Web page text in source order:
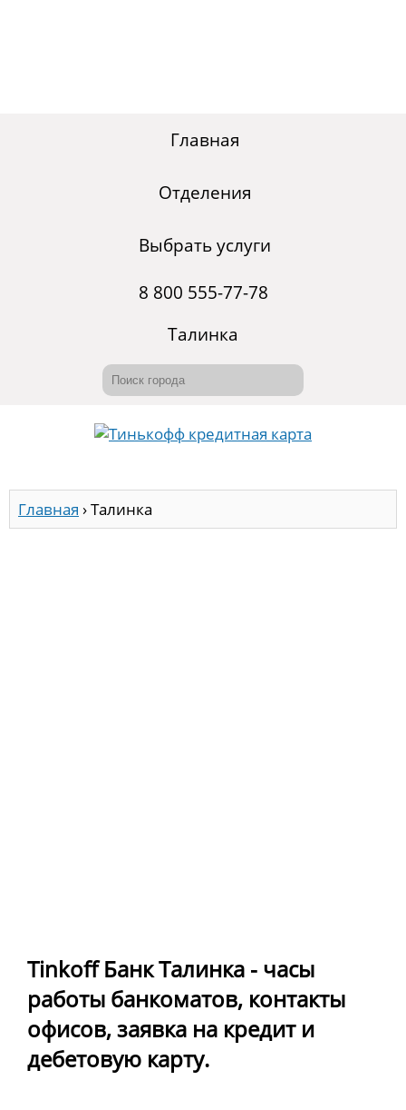
Главная
Отделения
Выбрать услуги
8 800 555-77-78
Талинка
Главная ›Талинка
Tinkoff Банк Талинка - часы
работы банкоматов, контакты
офисов, заявка на кредит и
дебетовую карту.